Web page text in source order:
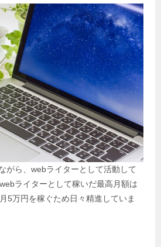
がら、webライターとして活動して
ライターとして稼いだ最高月額は
5万円を稼ぐため日々精進していま